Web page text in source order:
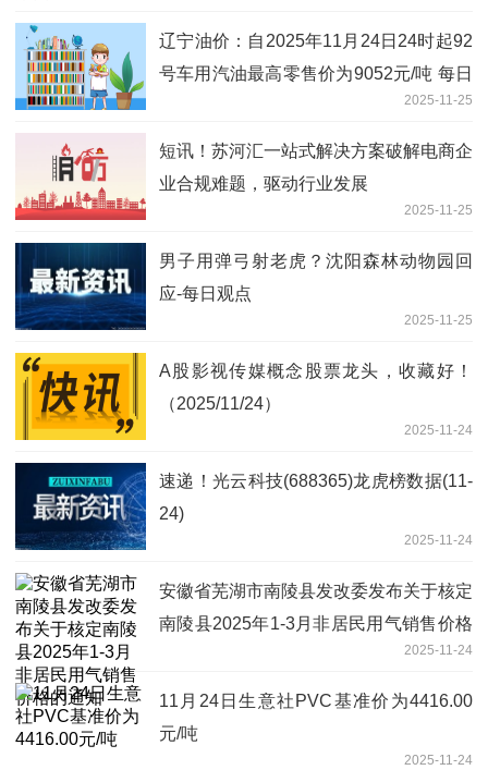
辽宁油价：自2025年11月24日24时起92
号车用汽油最高零售价为9052元/吨 每日
2025-11-25
短讯！苏河汇一站式解决方案破解电商企
业合规难题，驱动行业发展
2025-11-25
男子用弹弓射老虎？沈阳森林动物园回
应-每日观点
2025-11-25
A股影视传媒概念股票龙头，收藏好！
（2025/11/24）
2025-11-24
速递！光云科技(688365)龙虎榜数据(11-
24)
2025-11-24
安徽省芜湖市南陵县发改委发布关于核定
南陵县2025年1-3月非居民用气销售价格
2025-11-24
11月24日生意社PVC基准价为4416.00
元/吨
2025-11-24